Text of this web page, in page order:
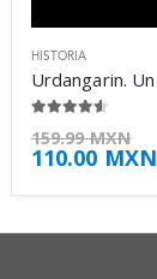
HISTORIA
159.99MXN
110.00 MXN